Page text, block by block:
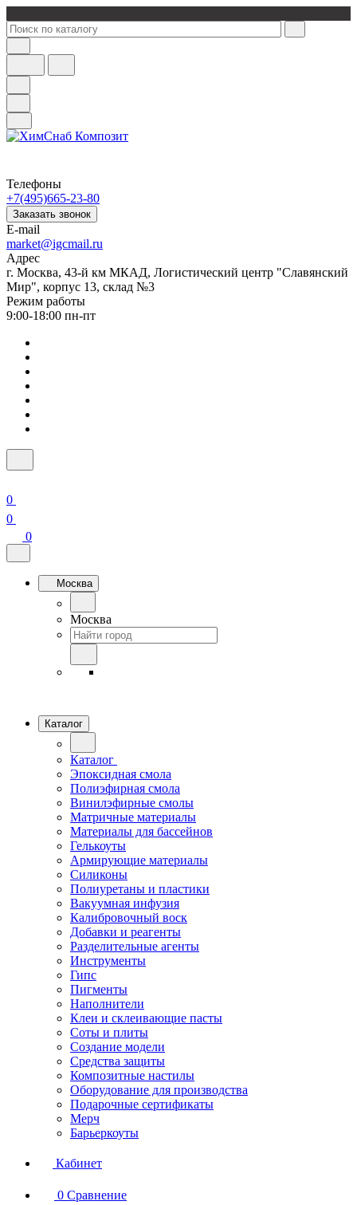
Телефоны
+7(495)665-23-80
Заказать звонок
E-mail
market@igcmail.ru
Адрес
г. Москва, 43-й км МКАД, Логистический центр "Славянский
Мир", корпус 13, склад №3
Режим работы
9:00-18:00 пн-пт
0
0
0
Москва
Москва
Каталог
Каталог
Эпоксидная смола
Полиэфирная смола
Винилэфирные смолы
Матричные материалы
Материалы для бассейнов
Гелькоуты
Армирующие материалы
Силиконы
Полиуретаны и пластики
Вакуумная инфузия
Калибровочный воск
Добавки и реагенты
Разделительные агенты
Инструменты
Гипс
Пигменты
Наполнители
Клеи и склеивающие пасты
Соты и плиты
Создание модели
Средства защиты
Композитные настилы
Оборудование для производства
Подарочные сертификаты
Мерч
Барьеркоуты
Кабинет
0 Сравнение